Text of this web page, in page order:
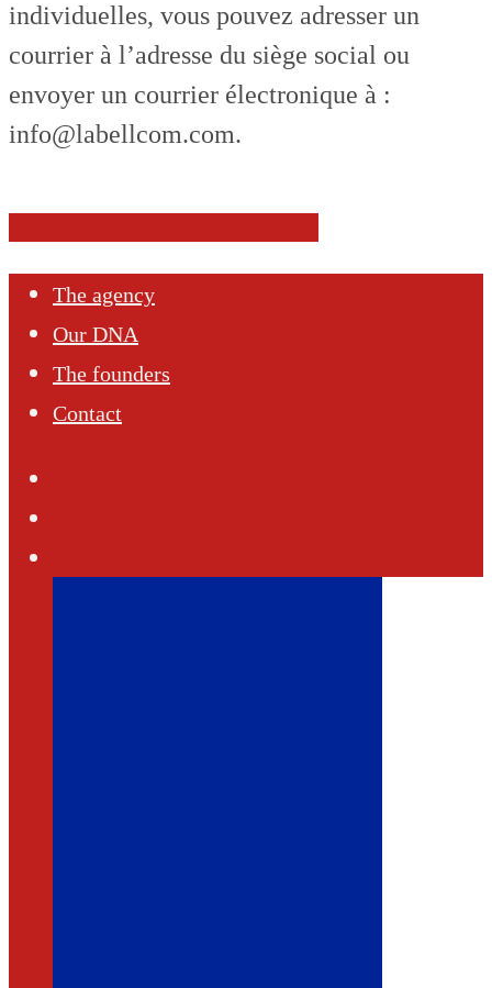
individuelles, vous pouvez adresser un
courrier à l’adresse du siège social ou
envoyer un courrier électronique à :
info@labellcom.com.
The agency
Our DNA
The founders
Contact